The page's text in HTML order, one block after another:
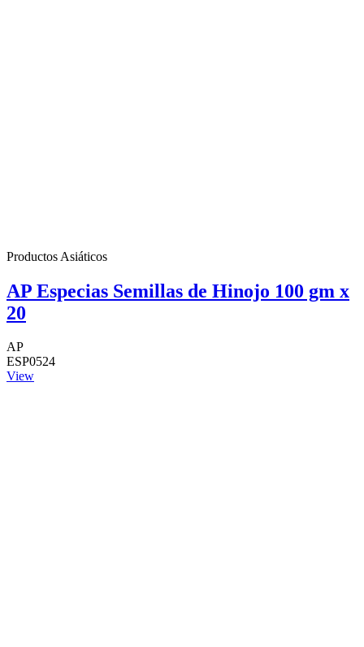
Productos Asiáticos
AP Especias Semillas de Hinojo 100 gm x
20
AP
ESP0524
View